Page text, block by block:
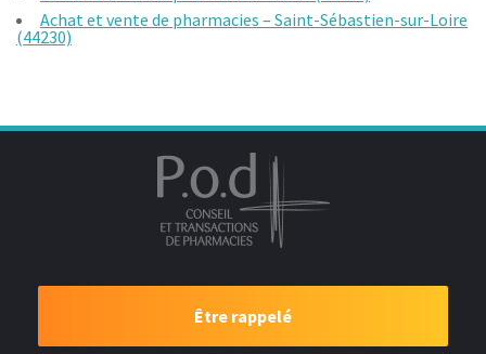
Achat et vente de pharmacies – Saint-Sébastien-sur-Loire
(44230)
Être rappelé